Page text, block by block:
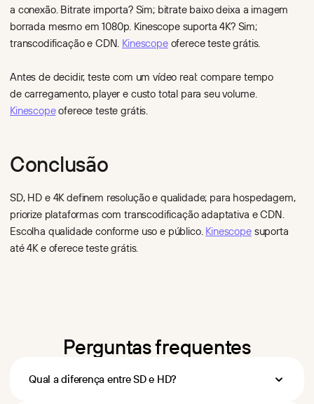
a conexão. Bitrate importa? Sim; bitrate baixo deixa a imagem
borrada mesmo em 1080p. Kinescope suporta 4K? Sim;
transcodificação e CDN. Kinescopeoferece teste grátis.
Antes de decidir, teste com um vídeo real: compare tempo
de carregamento, player e custo total para seu volume.
Kinescopeoferece teste grátis.
Conclusão
SD, HD e 4K definem resolução e qualidade; para hospedagem,
priorize plataformas com transcodificação adaptativa e CDN.
Escolha qualidade conforme uso e público. Kinescopesuporta
até 4K e oferece teste grátis.
Perguntas frequentes
Qual a diferença entre SD e HD?